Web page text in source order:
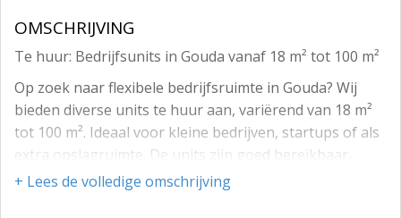
OMSCHRIJVING
Te huur: Bedrijfsunits in Gouda vanaf 18 m² tot 100 m²
Op zoek naar flexibele bedrijfsruimte in Gouda? Wij
bieden diverse units te huur aan, variërend van 18 m²
tot 100 m². Ideaal voor kleine bedrijven, startups of als
extra opslagruimte. De units zijn goed bereikbaar,
beschikken over moderne voorzieningen en zijn per
+ Lees de volledige omschrijving